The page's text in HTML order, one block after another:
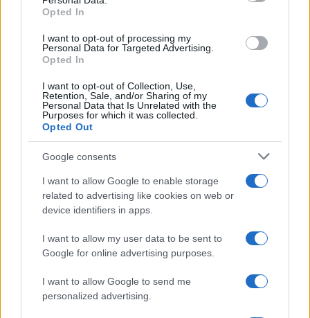
Opted In
I want to opt-out of processing my
Personal Data for Targeted Advertising.
Opted In
I want to opt-out of Collection, Use,
Retention, Sale, and/or Sharing of my
Personal Data that Is Unrelated with the
Purposes for which it was collected.
Opted Out
Google consents
I want to allow Google to enable storage
related to advertising like cookies on web or
device identifiers in apps.
I want to allow my user data to be sent to
Google for online advertising purposes.
I want to allow Google to send me
personalized advertising.
Ouro e dólar sob pressão: como os mercados estão
respondendo às últimas notícias
Beatriz Almeida · 6 ago 2026
FINANÇA
Presidente Lula propõe política fiscal séria para reduzir juros e